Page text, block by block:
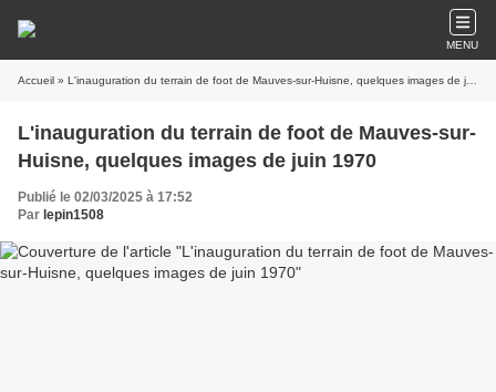
MENU
Accueil » L'inauguration du terrain de foot de Mauves-sur-Huisne, quelques images de juin 1970
L'inauguration du terrain de foot de Mauves-sur-
Huisne, quelques images de juin 1970
Publié le 02/03/2025 à 17:52
Par lepin1508